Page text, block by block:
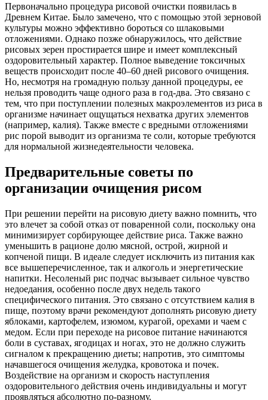
Первоначально процедура рисовой очистки появилась в
Древнем Китае. Было замечено, что с помощью этой зерновой
культуры можно эффективно бороться со шлаковыми
отложениями. Однако позже обнаружилось, что действие
рисовых зерен простирается шире и имеет комплексный
оздоровительный характер. Полное выведение токсичных
веществ происходит после 40–60 дней рисового очищения.
Но, несмотря на громадную пользу данной процедуры, ее
нельзя проводить чаще одного раза в год-два. Это связано с
тем, что при поступлении полезных макроэлементов из риса в
организме начинает ощущаться нехватка других элементов
(например, калия). Также вместе с вредными отложениями
рис порой выводит из организма те соли, которые требуются
для нормальной жизнедеятельности человека.
Предварительные советы по
организации очищения рисом
При решении перейти на рисовую диету важно помнить, что
это влечет за собой отказ от поваренной соли, поскольку она
минимизирует сорбирующее действие риса. Также важно
уменьшить в рационе долю мясной, острой, жирной и
копченой пищи. В идеале следует исключить из питания как
все вышеперечисленное, так и алкоголь и энергетические
напитки. Несоленый рис подчас вызывает сильное чувство
недоедания, особенно после двух недель такого
специфического питания. Это связано с отсутствием калия в
пище, поэтому врачи рекомендуют дополнять рисовую диету
яблоками, картофелем, изюмом, курагой, орехами и чаем с
медом. Если при переходе на рисовое питание начинаются
боли в суставах, ягодицах и ногах, это не должно служить
сигналом к прекращению диеты; напротив, это симптомы
начавшегося очищения желудка, кровотока и почек.
Воздействие на организм и скорость наступления
оздоровительного действия очень индивидуальны и могут
проявляться абсолютно по-разному.